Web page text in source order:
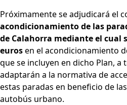
Próximamente se adjudicará el
acondicionamiento de las
de Calahorra mediante el cual
eurosen el acondicionamiento
que se incluyen en dicho Plan, a
adaptarán a la normativa de
estas paradas en beneficio de
autobús urbano.